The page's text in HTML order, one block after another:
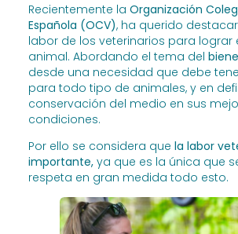
Recientemente la Organización
Española (OCV), ha querido
labor de los veterinarios para lograr
animal. Abordando el tema del
desde una necesidad que debe
para todo tipo de animales, y en
conservación del medio en sus
condiciones.
Por ello se considera que la labor
importante,ya que es la única que
respeta en gran medida todo esto.